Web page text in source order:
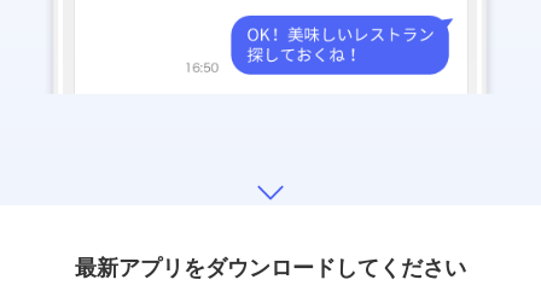
最新アプリをダウンロードしてください